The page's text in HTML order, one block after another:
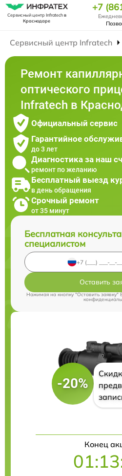
Сервисный центр Infratechв
Краснодаре
+7
Сервисный центр Infratech
Ремонт
оптического
Infratech в
Официальный сервис
Гарантийное
до 3 лет
Диагностика за наш
ремонт по желанию
Бесплатный выезд
в день обращения
Срочный ремонт
от 35 минут
Бесплатная
специалистом
Оставить
Нажимая на кнопку "Оставить заявку"
-20%
Конец